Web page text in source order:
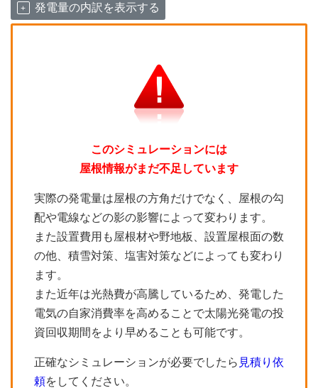
発電量の内訳を表示する
このシミュレーションには
屋根情報がまだ不足しています
実際の発電量は屋根の方角だけでなく、屋根の勾
配や電線などの影の影響によって変わります。
また設置費用も屋根材や野地板、設置屋根面の数
の他、積雪対策、塩害対策などによっても変わり
ます。
また近年は光熱費が高騰しているため、発電した
電気の自家消費率を高めることで太陽光発電の投
資回収期間をより早めることも可能です。
正確なシミュレーションが必要でしたら 見積り依
頼をしてください。